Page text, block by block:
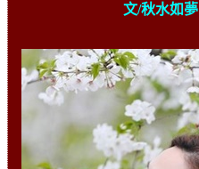
文/秋水如夢